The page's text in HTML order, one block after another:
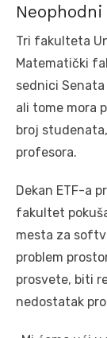
Tri fakulteta
Matematički
sednici
ali tome mora
broj
profesora.
Dekan ETF-a
fakultet
mesta za
problem
prosvete, biti
nedostatak